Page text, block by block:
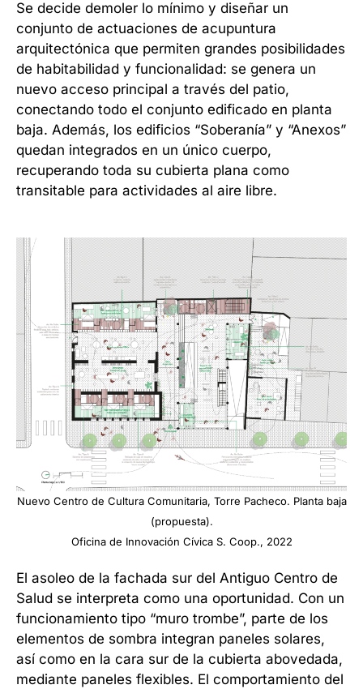
Se decide demoler lo mínimo y diseñar un
conjunto de actuaciones de acupuntura
arquitectónica que permiten grandes posibilidades
de habitabilidad y funcionalidad: se genera un
nuevo acceso principal a través del patio,
conectando todo el conjunto edificado en planta
baja. Además, los edificios “Soberanía” y “Anexos”
quedan integrados en un único cuerpo,
recuperando toda su cubierta plana como
transitable para actividades al aire libre.
Nuevo Centro de Cultura Comunitaria, Torre Pacheco. Planta baja
(propuesta).
Oficina de Innovación Cívica S. Coop., 2022
El asoleo de la fachada sur del Antiguo Centro de
Salud se interpreta como una oportunidad. Con un
funcionamiento tipo “muro trombe”, parte de los
elementos de sombra integran paneles solares,
así como en la cara sur de la cubierta abovedada,
mediante paneles flexibles. El comportamiento del